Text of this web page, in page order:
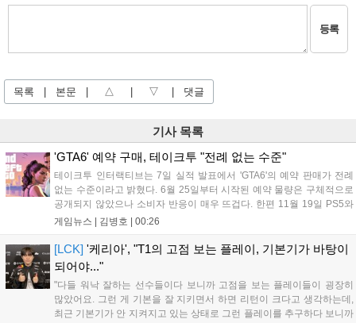
등록
목록 | 본문 | △ | ▽ | 댓글
기사 목록
'GTA6' 예약 구매, 테이크투 "전례 없는 수준"
테이크투 인터랙티브는 7일 실적 발표에서 'GTA6'의 예약 판매가 전례
없는 수준이라고 밝혔다. 6월 25일부터 시작된 예약 물량은 구체적으로
공개되지 않았으나 소비자 반응이 매우 뜨겁다. 한편 11월 19일 PS5와
Xbox 시리즈 X|S로 정식 출시될 예정이며, 록스타 게임즈는 한국 시각
Extended Look'을 최초 공개할 계획이다....
게임뉴스 | 김병호 | 00:26
[LCK] '케리아', "T1의 고점 보는 플레이, 기본기가 바탕이
되어야..."
"다들 워낙 잘하는 선수들이다 보니까 고점을 보는 플레이들이 굉장히
많았어요. 그런 게 기본을 잘 지키면서 하면 리턴이 크다고 생각하는데,
최근 기본기가 안 지켜지고 있는 상태로 그런 플레이를 추구하다 보니까